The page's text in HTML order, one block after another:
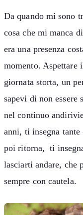
Da quando mi sono
cosa che mi manca
era una presenza
momento. Aspettare
giornata storta, un
sapevi di non essere
nel continuo
anni, ti insegna
poi ritorna, ti
lasciarti andare, che
sempre con cautela.